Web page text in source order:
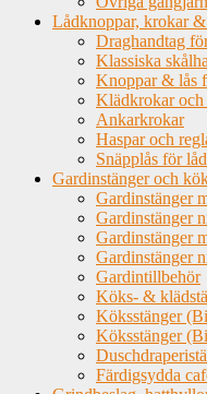
Lådknoppar, krokar &
Draghandtag
Klassiska
Knoppar & lås
Klädkrokar och
Ankarkrokar
Haspar och
Snäpplås för
Gardinstänger och
Gardinstänger
Gardinstänger
Gardinstänger
Gardinstänger
Gardintillbehör
Köks- &
Köksstänger
Köksstänger
Färdigsydda